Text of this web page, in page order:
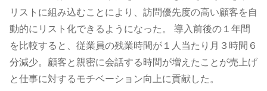
リストに組み込むことにより、訪問優先度の高い顧客を自
動的にリスト化できるようになった。 導入前後の１年間
を比較すると、従業員の残業時間が１人当たり月３時間６
分減少。顧客と親密に会話する時間が増えたことが売上げ
と仕事に対するモチベーション向上に貢献した。